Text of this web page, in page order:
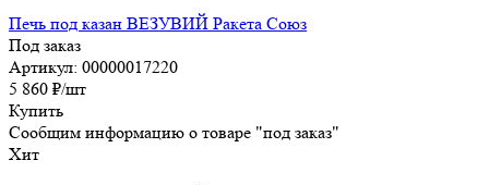
Печь под казан ВЕЗУВИЙ Ракета Союз
Под заказ
Артикул: 00000017220
5 860 ₽/шт
Купить
Сообщим информацию о товаре "под заказ"
Хит